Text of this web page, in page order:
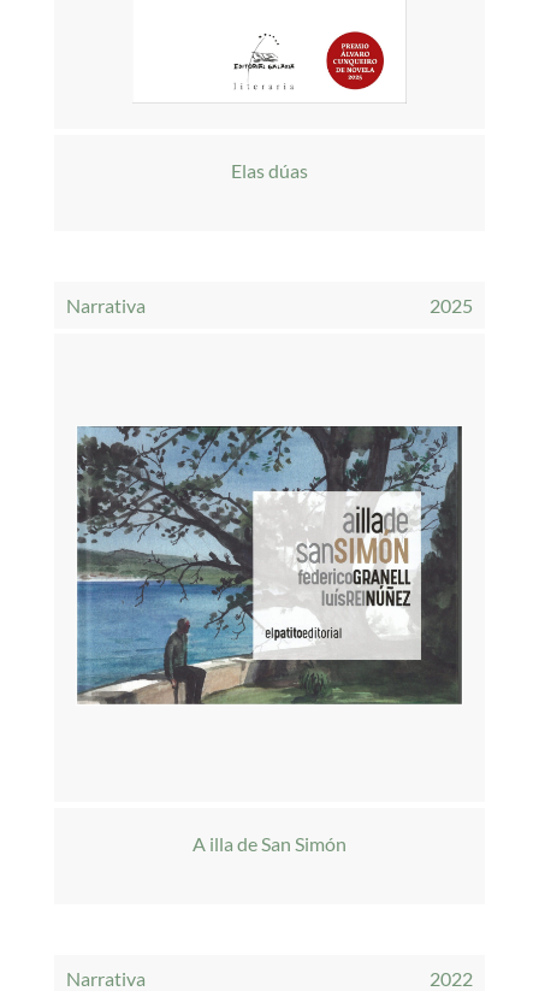
Elas dúas
Narrativa 2025
A illa de San Simón
Narrativa 2022